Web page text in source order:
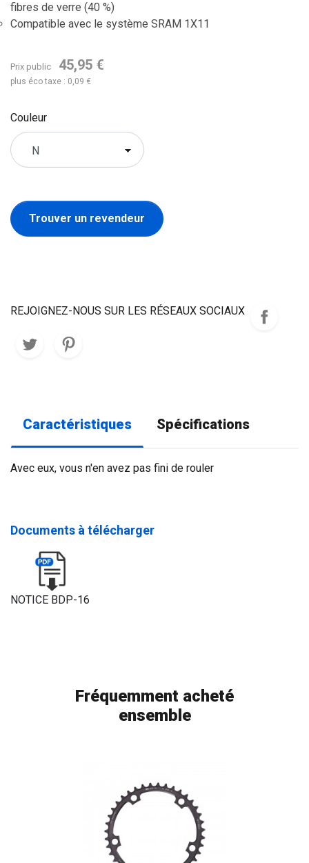
fibres de verre (40 %)
Compatible avec le système SRAM 1X11
Prix public 45,95 €
plus éco taxe : 0,09 €
Couleur
Trouver un revendeur
REJOIGNEZ-NOUS SUR LES RÉSEAUX SOCIAUX
Caractéristiques Spécifications
Avec eux, vous n'en avez pas fini de rouler
Documents à télécharger
NOTICE BDP-16
Fréquemment acheté
ensemble